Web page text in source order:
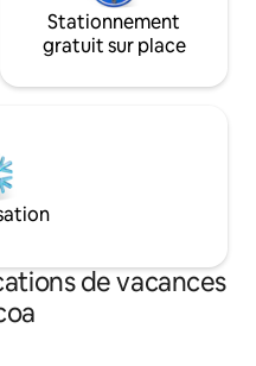
Stationnement
gratuit sur place
de vacances